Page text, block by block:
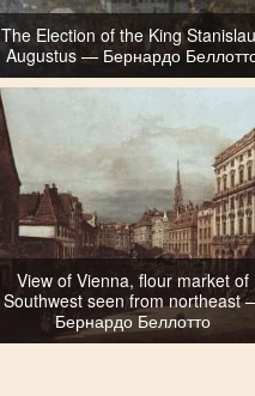
The Election of the King
Augustus — Бернардо
View of Vienna, flour market of
Southwest seen from northeast
Бернардо Беллотто